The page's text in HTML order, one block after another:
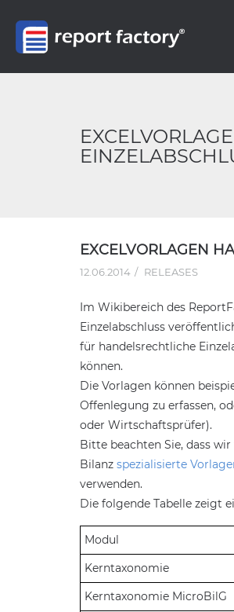
EXCELVORLAGEN
12.06.2014 RELEASES
Im Wikibereich des
Einzelabschluss
für handelsrechtliche
können.
Die Vorlagen können
Offenlegung zu erfassen,
oder Wirtschaftsprüfer).
Bitte beachten Sie, dass
Bilanz spezialisierte
verwenden.
Die folgende Tabelle zeigt
Modul
Kerntaxonomie
Kerntaxonomie MicroBilG